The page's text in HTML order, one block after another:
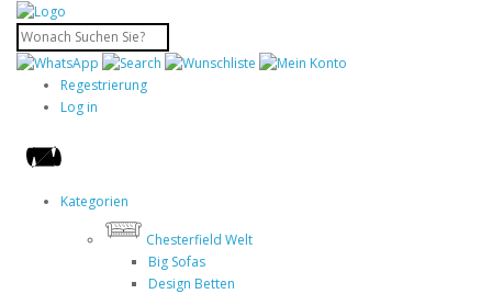
Regestrierung
Log in
Kategorien
Chesterfield Welt
Big Sofas
Design Betten